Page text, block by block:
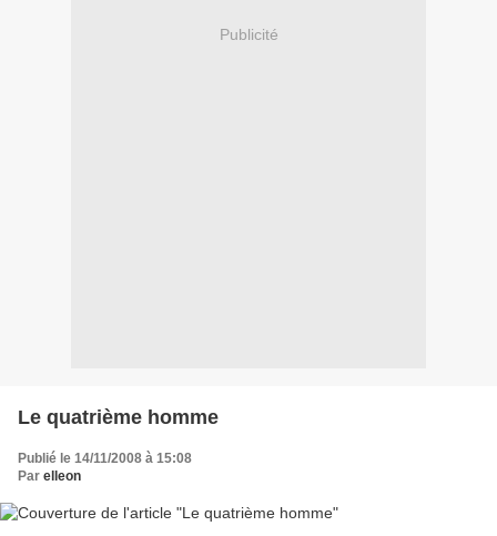
Publicité
Le quatrième homme
Publié le 14/11/2008 à 15:08
Par elleon